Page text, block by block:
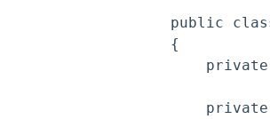
public
{